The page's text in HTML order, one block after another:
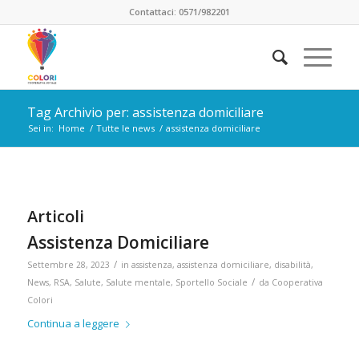
Contattaci: 0571/982201
Tag Archivio per: assistenza domiciliare
Sei in: Home / Tutte le news / assistenza domiciliare
Articoli
Assistenza Domiciliare
Settembre 28, 2023 / in assistenza, assistenza domiciliare, disabilità,
News, RSA, Salute, Salute mentale, Sportello Sociale / da Cooperativa
Colori
Continua a leggere